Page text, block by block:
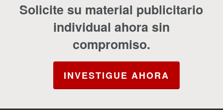
Solicite su material publicitario
individual ahora sin
compromiso.
INVESTIGUE AHORA